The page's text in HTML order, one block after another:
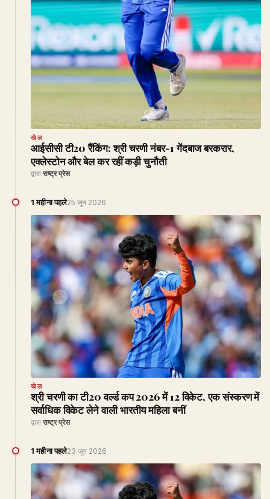
खेल
आईसीसी टी20 रैंकिंग: श्री चरणी नंबर-1 गेंदबाज बरकरार,
एक्लेस्टोन और बेल कर रहीं कड़ी चुनौती
द्वारा राष्ट्र प्रेस
1 महीना पहले25 जून 2026
खेल
श्री चरणी का टी20 वर्ल्ड कप 2026 में 12 विकेट, एक संस्करण में
सर्वाधिक विकेट लेने वाली भारतीय महिला बनीं
द्वारा राष्ट्र प्रेस
1 महीना पहले23 जून 2026